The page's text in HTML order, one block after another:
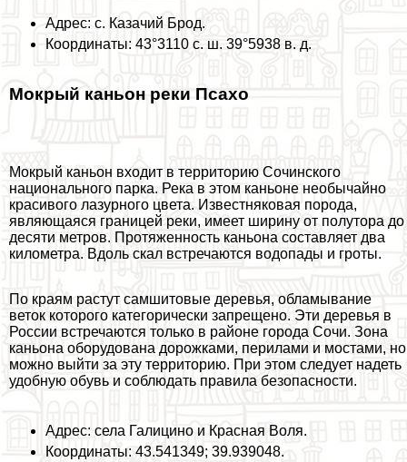
Адрес: с. Казачий Брод.
Координаты: 43°3110 с. ш. 39°5938 в. д.
Мокрый каньон реки Псахо
Мокрый каньон входит в территорию Сочинского
национального парка. Река в этом каньоне необычайно
красивого лазурного цвета. Известняковая порода,
являющаяся границей реки, имеет ширину от полутора до
десяти метров. Протяженность каньона составляет два
километра. Вдоль скал встречаются водопады и гроты.
По краям растут самшитовые деревья, обламывание
веток которого категорически запрещено. Эти деревья в
России встречаются только в районе города Сочи. Зона
каньона оборудована дорожками, перилами и мостами, но
можно выйти за эту территорию. При этом следует надеть
удобную обувь и соблюдать правила безопасности.
Адрес: села Галицино и Красная Воля.
Координаты: 43.541349; 39.939048.